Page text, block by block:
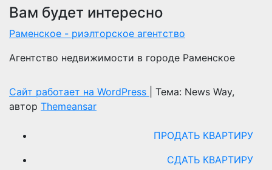
Вам будет интересно
Раменское - риэлторское агентство
Агентство недвижимости в городе Раменское
Сайт работает на WordPress
Тема: News Way,
автор Themeansar
ПРОДАТЬ КВАРТИРУ
СДАТЬ КВАРТИРУ